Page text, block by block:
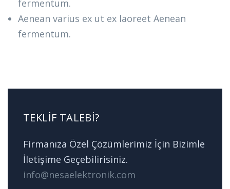
fermentum.
Aenean varius ex ut ex laoreet Aenean
fermentum.
TEKLIF TALEBI?
Firmanıza Özel Çözümlerimiz İçin Bizimle
İletişime Geçebilirisiniz.
info@nesaelektronik.com